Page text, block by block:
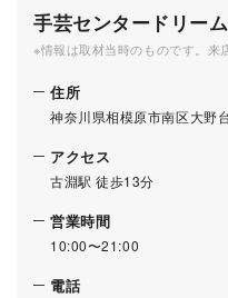
手芸センタードリー
※情報は取材当時のものです。来
住所
神奈川県相模原市南区大野
アクセス
古淵駅 徒歩13分
営業時間
10:00〜21:00
電話